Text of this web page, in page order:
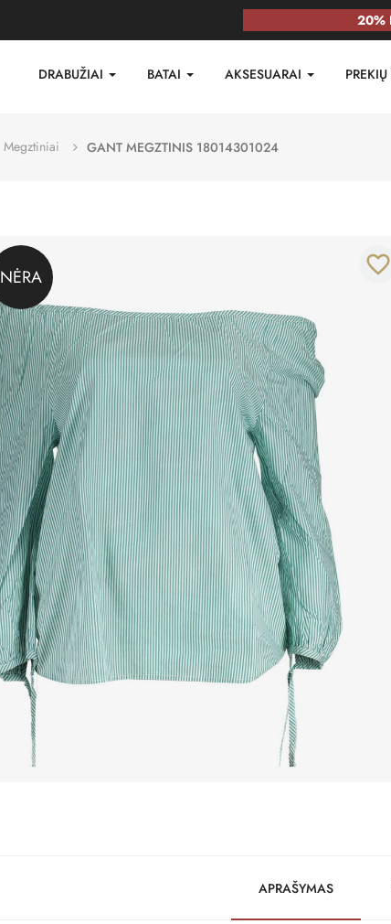
20%
DRABUŽIAI BATAI AKSESUARAI
Megztiniai GANT MEGZTINIS 18014301024
NĖRA favorite_border
APRAŠYMAS